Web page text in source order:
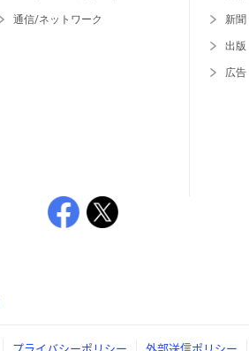
通信/ネットワーク 新聞
出版
広告